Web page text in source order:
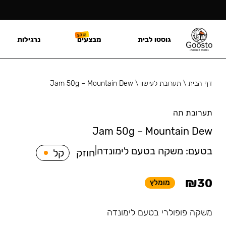
דף הבית\ תערובת לעישון \
Jam 50g – Mountain Dew
תערובת תה
Jam 50g – Mountain Dew
בטעם: משקה בטעם לימונדה חוזק קל
₪30 מומלץ
משקה פופולרי בטעם לימונדה
גוסטו לבית מבצעים נרגילות